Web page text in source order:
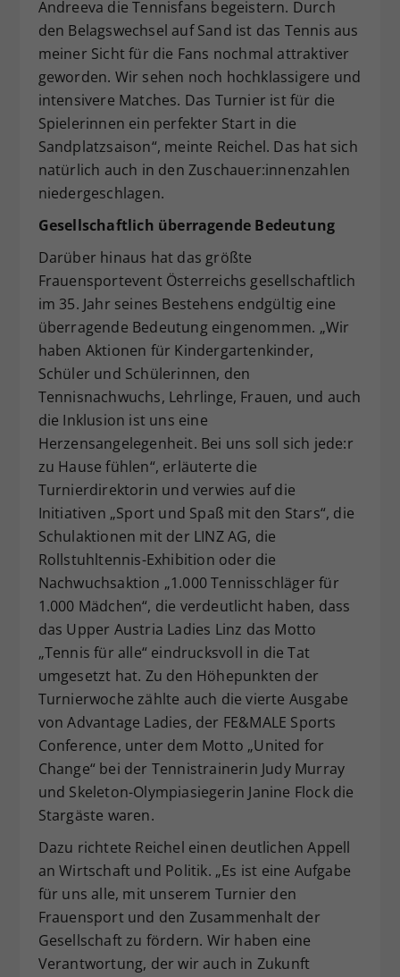
Andreeva die Tennisfans begeistern. Durch
den Belagswechsel auf Sand ist das Tennis aus
meiner Sicht für die Fans nochmal attraktiver
geworden. Wir sehen noch hochklassigere und
intensivere Matches. Das Turnier ist für die
Spielerinnen ein perfekter Start in die
Sandplatzsaison“, meinte Reichel. Das hat sich
natürlich auch in den Zuschauer:innenzahlen
niedergeschlagen.
Gesellschaftlich überragende Bedeutung
Darüber hinaus hat das größte
Frauensportevent Österreichs gesellschaftlich
im 35. Jahr seines Bestehens endgültig eine
überragende Bedeutung eingenommen. „Wir
haben Aktionen für Kindergartenkinder,
Schüler und Schülerinnen, den
Tennisnachwuchs, Lehrlinge, Frauen, und auch
die Inklusion ist uns eine
Herzensangelegenheit. Bei uns soll sich jede:r
zu Hause fühlen“, erläuterte die
Turnierdirektorin und verwies auf die
Initiativen „Sport und Spaß mit den Stars“, die
Schulaktionen mit der LINZ AG, die
Rollstuhltennis-Exhibition oder die
Nachwuchsaktion „1.000 Tennisschläger für
1.000 Mädchen“, die verdeutlicht haben, dass
das Upper Austria Ladies Linz das Motto
„Tennis für alle“ eindrucksvoll in die Tat
umgesetzt hat. Zu den Höhepunkten der
Turnierwoche zählte auch die vierte Ausgabe
von Advantage Ladies, der FE&MALE Sports
Conference, unter dem Motto „United for
Change“ bei der Tennistrainerin Judy Murray
und Skeleton-Olympiasiegerin Janine Flock die
Stargäste waren.
Dazu richtete Reichel einen deutlichen Appell
an Wirtschaft und Politik. „Es ist eine Aufgabe
für uns alle, mit unserem Turnier den
Frauensport und den Zusammenhalt der
Gesellschaft zu fördern. Wir haben eine
Verantwortung, der wir auch in Zukunft